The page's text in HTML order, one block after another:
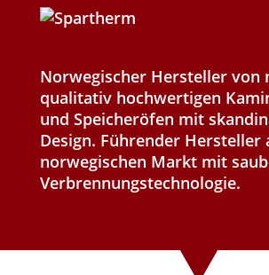
Norwegischer Hersteller von
qualitativ hochwertigen
und Speicheröfen mit
Design. Führender Hersteller
norwegischen Markt mit
Verbrennungstechnologie.